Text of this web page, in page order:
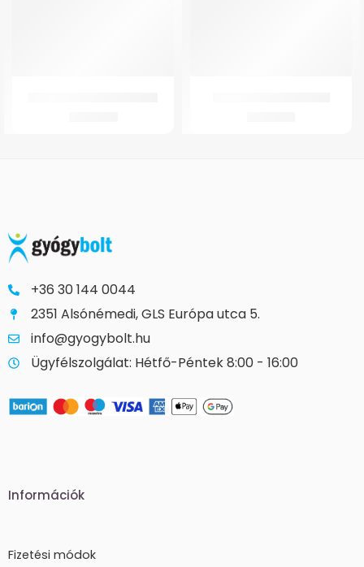
+36 30 144 0044
2351 Alsónémedi, GLS Európa utca 5.
info@gyogybolt.hu
Ügyfélszolgálat: Hétfő-Péntek 8:00 - 16:00
Információk
Fizetési módok